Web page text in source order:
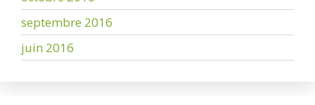
septembre 2016
juin 2016